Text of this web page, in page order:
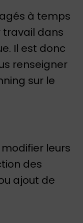
à temps
travail dans
Il est donc
renseigner
sur le
leurs
des
ajout de